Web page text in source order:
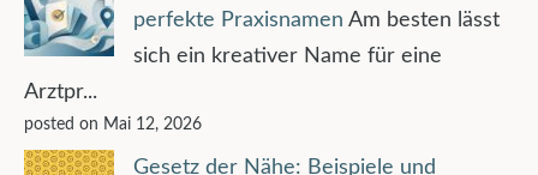
perfekte Praxisnamen Am besten lässt
sich ein kreativer Name für eine
Arztpr...
posted on Mai 12, 2026
Gesetz der Nähe: Beispiele und